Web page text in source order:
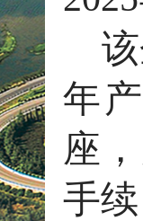
年产
座
手